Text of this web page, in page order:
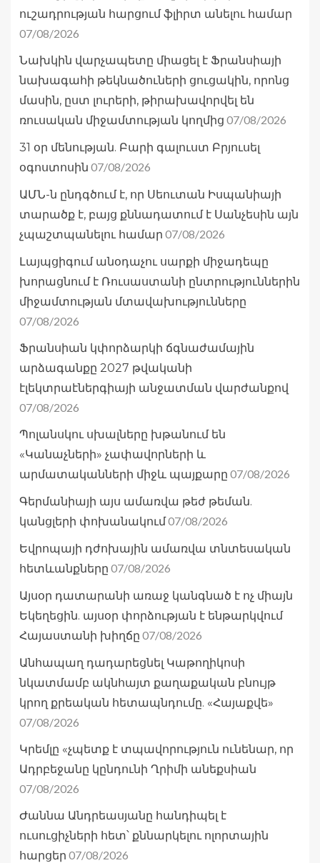
ուշադրության հարցում ֆլիրտ անելու համար
07/08/2026
Նախկին վարչապետը միացել է Ֆրանսիայի
նախագահի թեկնածուների ցուցակին, որոնց
մասին, ըստ լուրերի, թիրախավորվել են
ռուսական միջամտության կողմից 07/08/2026
31 օր մենության. Բարի գալուստ Բրյուսել
օգոստոսին 07/08/2026
ԱՄՆ-ն ընդգծում է, որ Սեուտան Իսպանիայի
տարածք է, բայց քննադատում է Սանչեսին այն
չպաշտպանելու համար 07/08/2026
Լայպցիգում անօդաչու սարքի միջադեպը
խորացնում է Ռուսաստանի ընտրություններին
միջամտության մտավախությունները
07/08/2026
Ֆրանսիան կփորձարկի ճգնաժամային
արձագանքը 2027 թվականի
էլեկտրաէներգիայի անջատման վարժանքով
07/08/2026
Պոլանսկու սխալները խթանում են
«Կանաչների» չափավորների և
արմատականների միջև պայքարը 07/08/2026
Գերմանիայի այս ամառվա թեժ թեման.
կանցլերի փոխանակում07/08/2026
Եվրոպայի դժոխային ամառվա տնտեսական
հետևանքները 07/08/2026
Այսօր դատարանի առաջ կանգնած է ոչ միայն
Եկեղեցին. այսօր փորձության է ենթարկվում
Հայաստանի խիղճը 07/08/2026
Անհապաղ դադարեցնել Կաթողիկոսի
նկատմամբ ակնհայտ քաղաքական բնույթ
կրող քրեական հետապնդումը. «Հայաքվե»
07/08/2026
Կրեմլը «չպետք է տպավորություն ունենար, որ
Ադրբեջանը կընդունի Ղրիմի անեքսիան
07/08/2026
Ժաննա Անդրեասյանը հանդիպել է
ուսուցիչների հետ՝ քննարկելու ոլորտային
հարցեր 07/08/2026